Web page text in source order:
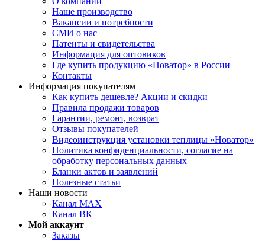
Наше производство
Вакансии и потребности
СМИ о нас
Патенты и свидетельства
Информация для оптовиков
Где купить продукцию «Новатор» в России
Контакты
Информация покупателям
Как купить дешевле? Акции и скидки
Правила продажи товаров
Гарантии, ремонт, возврат
Отзывы покупателей
Видеоинструкция установки теплицы «Новатор»
Политика конфиденциальности, согласие на
обработку персональных данных
Бланки актов и заявлений
Полезные статьи
Наши новости
Канал MAX
Канал ВК
Мой аккаунт
Заказы